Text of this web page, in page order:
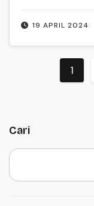
19 APRIL 2024
1
Cari